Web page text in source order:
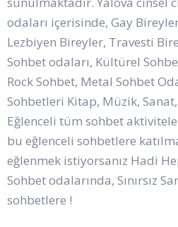
odaları içerisinde, Gay
Lezbiyen Bireyler, Travesti
Sohbet odaları, Kültürel
Rock Sohbet, Metal Sohbet
Sohbetleri Kitap, Müzik,
Eğlenceli tüm sohbet
bu eğlenceli sohbetlere
eğlenmek istiyorsanız Hadi
Sohbet odalarında, Sınırsız
sohbetlere !